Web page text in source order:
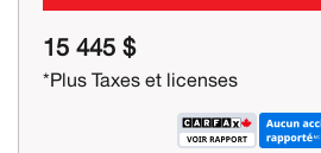
15 445 $
*Plus Taxes et licenses